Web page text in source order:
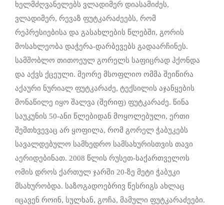
ხელმძღვანელებს ვლადიმერ დიასამიძეს,
ვლადიმერ, რევაზ ფუტკარაძეებს, რომ
რეპრესიებისა და გასახლების წლებში, გორის
მოსახლეობა დაჭერა-დარბევებს გადაარჩინეს.
სამშობლო თითოეულ გორელს საფიცრად ჰქონდა
და აქვს ქცეული. მეორე მსოფლიო ომმა შეიწირა
აქაური ნურიალ ფუტკარაძე, ტექსილის აჯანყების
მონაწილე იყო შალვა (შერიფ) ფუტკარაძე. წინა
საუკუნის 50-ანი წლებიდან მოყოლებული, ერთი
შემთხვევაც არ ყოფილა, რომ გორელ ჭაბუკებს
სავალდებულო სამხედრო სამსახურისთვის თავი
აერიდებინათ. 2008 წლის რუსეთ-საქართველოს
ომის დროს ქართულ ჯარში 20-ზე მეტი ჭაბუკი
მსახურობდა. საზოგადოებრივ წესრიგს ახლაც
იცავენ როინ, სულხან, გოჩა, მამული ფუტკარაძეები.